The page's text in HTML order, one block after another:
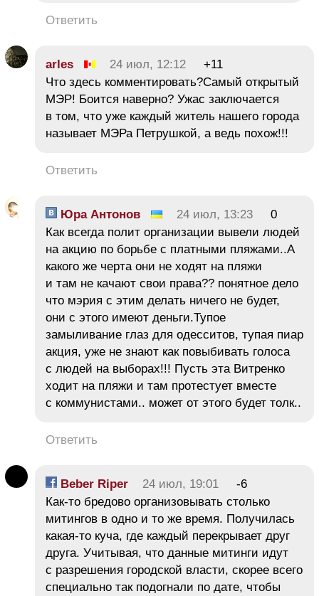
Ответить
arles 24 июл, 12:12
+11
Что здесь комментировать?Самый открытый
МЭР! Боится наверно? Ужас заключается
в том, что уже каждый житель нашего города
называет МЭРа Петрушкой, а ведь похож!!!
Ответить
Юра Антонов 24 июл, 13:23
0
Как всегда полит организации вывели людей
на акцию по борьбе с платными пляжами..А
какого же черта они не ходят на пляжи
и там не качают свои права?? понятное дело
что мэрия с этим делать ничего не будет,
они с этого имеют деньги.Тупое
замыливание глаз для одесситов, тупая пиар
акция, уже не знают как повыбивать голоса
с людей на выборах!!! Пусть эта Витренко
ходит на пляжи и там протестует вместе
с коммунистами.. может от этого будет толк..
Ответить
Beber Riper 24 июл, 19:01
-6
Как-то бредово организовывать столько
митингов в одно и то же время. Получилась
какая-то куча, где каждый перекрывает друг
друга. Учитывая, что данные митинги идут
с разрешения городской власти, скорее всего
специально так подогнали по дате, чтобы